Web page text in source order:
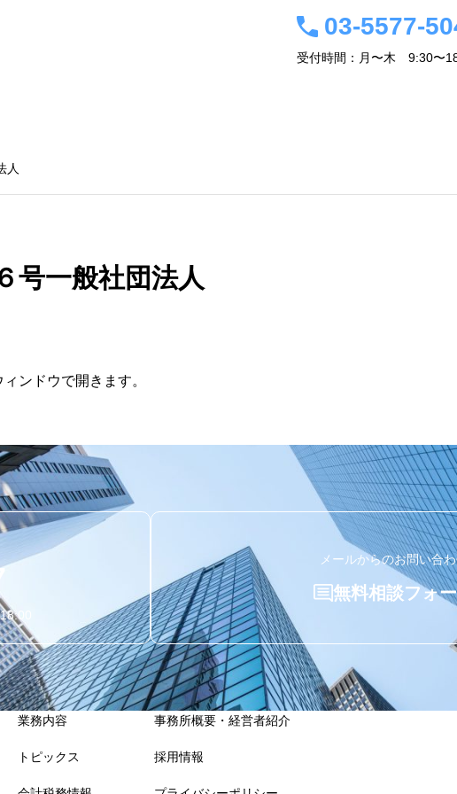
03-5577-
受付時間：月〜木 9:30〜
人
号一般社団法人
ンドウで開きます。
メールからのお問い合
無料相談フォ
業務内容
トピックス
事務所概要・経営者紹介
採用情報